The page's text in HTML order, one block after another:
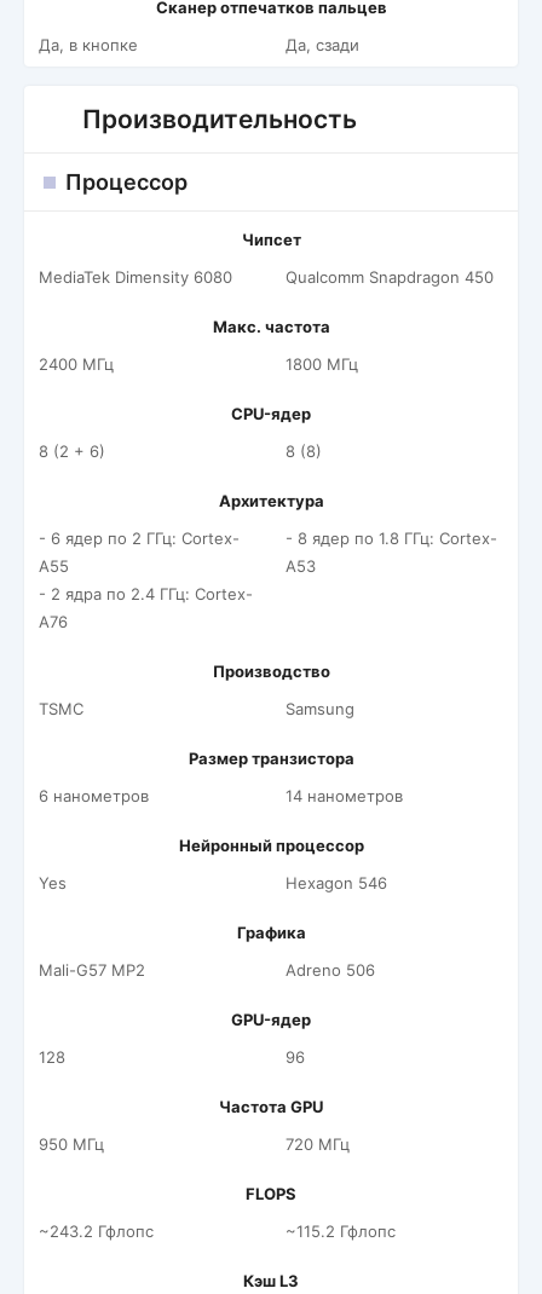
Сканер отпечатков пальцев
Да, в кнопке
Да, сзади
Производительность
Процессор
Чипсет
MediaTek Dimensity 6080
Qualcomm Snapdragon 450
Макс. частота
2400 МГц
1800 МГц
CPU-ядер
8 (2 + 6)
8 (8)
Архитектура
- 6 ядер по 2 ГГц: Cortex-
A55
- 2 ядра по 2.4 ГГц: Cortex-
A76
- 8 ядер по 1.8 ГГц: Cortex-
A53
Производство
TSMC
Samsung
Размер транзистора
6 нанометров
14 нанометров
Нейронный процессор
Yes
Hexagon 546
Графика
Mali-G57 MP2
Adreno 506
GPU-ядер
128
96
Частота GPU
950 МГц
720 МГц
FLOPS
~243.2 Гфлопс
~115.2 Гфлопс
Кэш L3